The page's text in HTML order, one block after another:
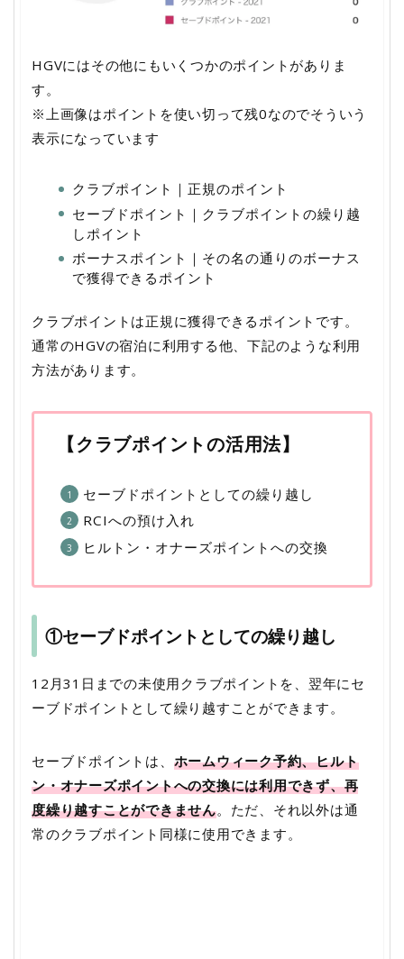
HGVにはその他にもいくつかのポイントがありま
す。
※上画像はポイントを使い切って残0なのでそういう
表示になっています
クラブポイント｜正規のポイント
セーブドポイント｜クラブポイントの繰り越
しポイント
ボーナスポイント｜その名の通りのボーナス
で獲得できるポイント
クラブポイントは正規に獲得できるポイントです。
通常のHGVの宿泊に利用する他、下記のような利用
方法があります。
【クラブポイントの活用法】
セーブドポイントとしての繰り越し
RCIへの預け入れ
ヒルトン・オナーズポイントへの交換
①セーブドポイントとしての繰り越し
12月31日までの未使用クラブポイントを、翌年にセ
ーブドポイントとして繰り越すことができます。
セーブドポイントは、 ホームウィーク予約、ヒルト
ン・オナーズポイントへの交換には利用できず、再
度繰り越すことができません。ただ、それ以外は通
常のクラブポイント同様に使用できます。